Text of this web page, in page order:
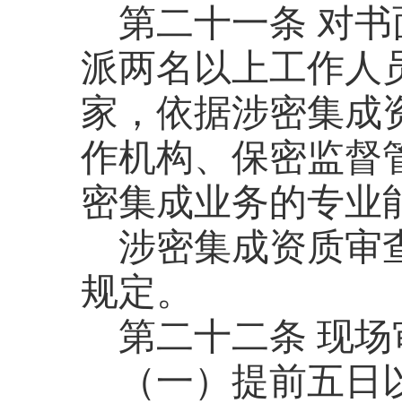
第二十一条 对
派两名以上工作人
家，依据涉密集成
作机构、保密监督
密集成业务的专业
涉密集成资质审
规定。
第二十二条 现场
（一）提前五